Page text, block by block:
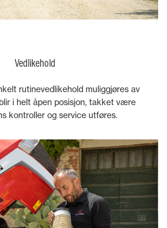
Vedlikehold
rutinevedlikehold muliggjøres av
i helt åpen posisjon, takket være
kontroller og service utføres.